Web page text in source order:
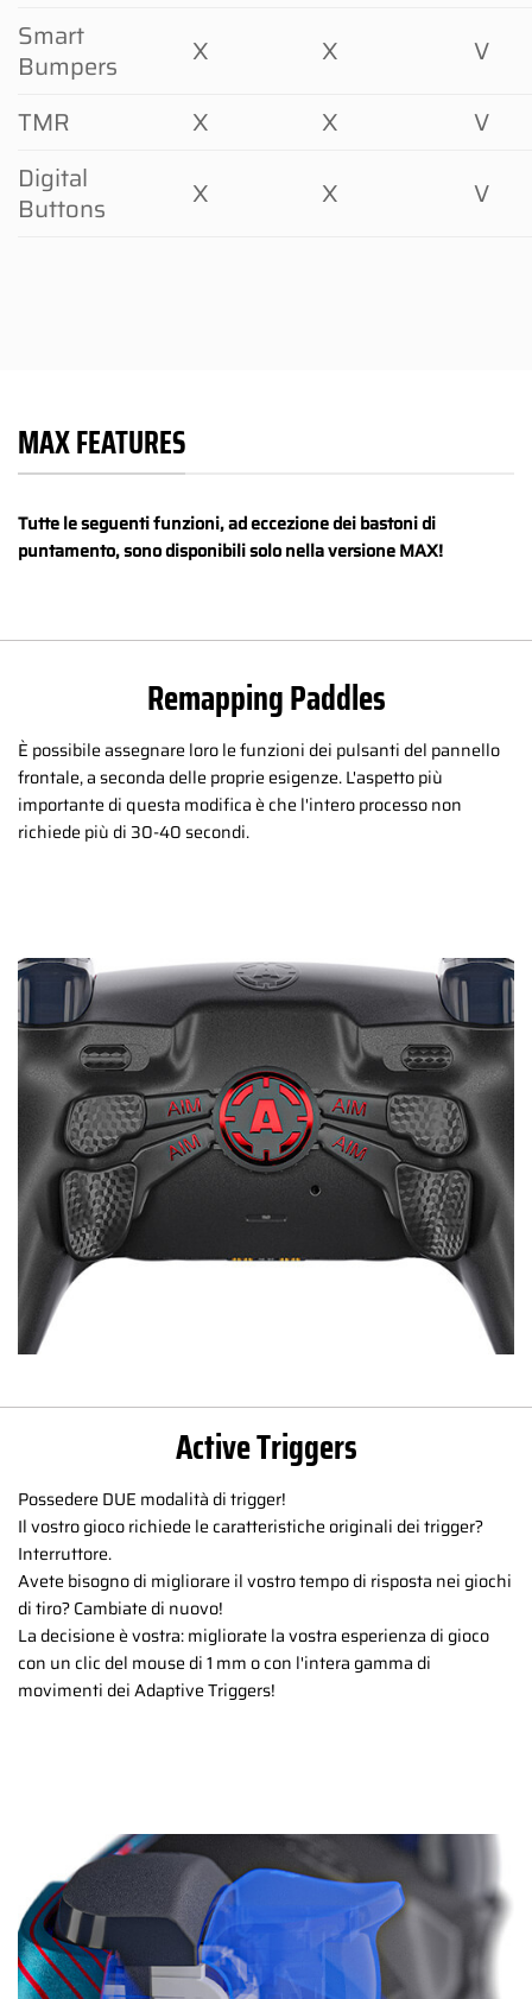
Smart
Bumpers
X X
V
TMR
X X
V
Digital
Buttons
X X V
MAX FEATURES
Tutte le seguenti funzioni, ad eccezione dei bastoni di
puntamento, sono disponibili solo nella versione MAX!
Remapping Paddles
È possibile assegnare loro le funzioni dei pulsanti del pannello
frontale, a seconda delle proprie esigenze. L'aspetto più
importante di questa modifica è che l'intero processo non
richiede più di 30-40 secondi.
Active Triggers
Possedere DUE modalità di trigger!
Il vostro gioco richiede le caratteristiche originali dei trigger?
Interruttore.
Avete bisogno di migliorare il vostro tempo di risposta nei giochi
di tiro? Cambiate di nuovo!
La decisione è vostra: migliorate la vostra esperienza di gioco
con un clic del mouse di 1 mm o con l'intera gamma di
movimenti dei Adaptive Triggers!